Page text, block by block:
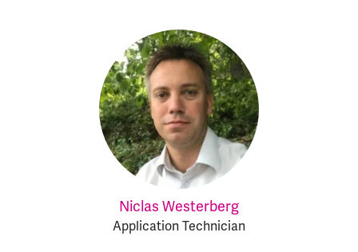
Niclas Westerberg
Application Technician